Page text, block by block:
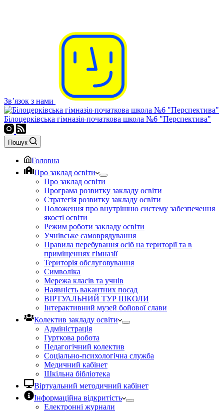
Зв’язок з нами
Білоцерківська гімназія-початкова школа №6 "Перспектива"
Пошук
Головна
Про заклад освіти
Про заклад освіти
Програма розвитку закладу освіти
Стратегія розвитку закладу освіти
Положення про внутрішню систему забезпечення
якості освіти
Режим роботи закладу освіти
Учнівське самоврядування
Правила перебування осіб на території та в
приміщеннях гімназії
Територія обслуговування
Символіка
Мережа класів та учнів
Наявність вакантних посад
ВІРТУАЛЬНИЙ ТУР ШКОЛИ
Інтерактивний музей бойової слави
Колектив закладу освіти
Адміністрація
Гурткова робота
Педагогічний колектив
Соціально-психологічна служба
Медичний кабінет
Шкільна бібліотека
Віртуальний методичний кабінет
Інформаційна відкритість
Електронні журнали